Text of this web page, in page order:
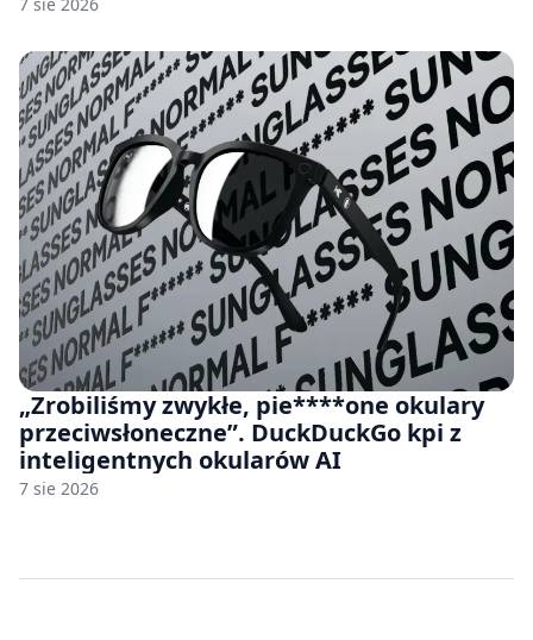
„Zrobiliśmy zwykłe, pie****one okulary
przeciwsłoneczne”. DuckDuckGo kpi z
inteligentnych okularów AI
7 sie 2026